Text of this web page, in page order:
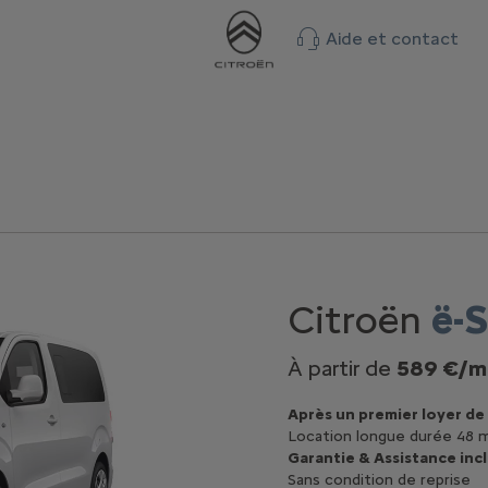
Aide et contact
Citroën ë-
À partir de 589 €/
Après un premier loyer de
Location longue durée 48
Garantie & Assistance
Sans condition de reprise